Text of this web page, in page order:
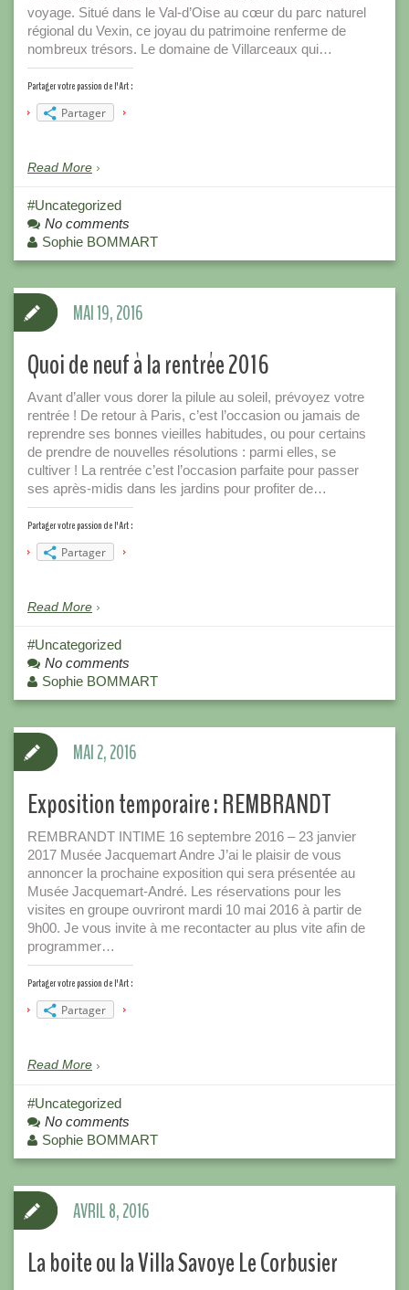
voyage. Situé dans le Val-d’Oise au cœur du parc naturel
régional du Vexin, ce joyau du patrimoine renferme de
nombreux trésors. Le domaine de Villarceaux qui…
Partager votre passion de l'Art :
Partager
Read More
Uncategorized
No comments
Sophie BOMMART
Quoi de neuf à la rentrée 2016
Avant d’aller vous dorer la pilule au soleil, prévoyez votre
rentrée ! De retour à Paris, c’est l’occasion ou jamais de
reprendre ses bonnes vieilles habitudes, ou pour certains
de prendre de nouvelles résolutions : parmi elles, se
cultiver ! La rentrée c’est l’occasion parfaite pour passer
ses après-midis dans les jardins pour profiter de…
Partager votre passion de l'Art :
Partager
Read More
MAI 19, 2016
Uncategorized
No comments
Sophie BOMMART
Exposition temporaire : REMBRANDT
REMBRANDT INTIME 16 septembre 2016 – 23 janvier
2017 Musée Jacquemart Andre J’ai le plaisir de vous
annoncer la prochaine exposition qui sera présentée au
Musée Jacquemart-André. Les réservations pour les
visites en groupe ouvriront mardi 10 mai 2016 à partir de
9h00. Je vous invite à me recontacter au plus vite afin de
programmer…
Partager votre passion de l'Art :
Partager
Read More
MAI 2, 2016
Uncategorized
No comments
Sophie BOMMART
La boite ou la Villa Savoye Le Corbusier
AVRIL 8, 2016